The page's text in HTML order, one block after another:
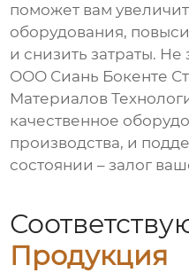
поможет вам
оборудования,
и снизить затраты.
ООО Сиань Бокенте
Материалов
качественное
производства, и
состоянии – залог
Продукция